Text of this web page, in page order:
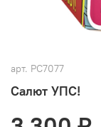
арт. РС7077
Салют УПС!